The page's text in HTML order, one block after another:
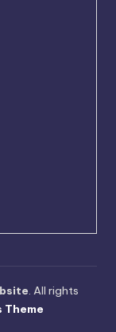
. All rights
Theme